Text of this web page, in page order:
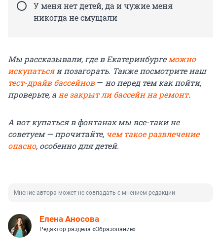
У меня нет детей, да и чужие меня
никогда не смущали
Мы рассказывали, где в Екатеринбургеможно
искупатьсяи позагорать. Также посмотрите наш
тест-драйв бассейнов— но перед тем как пойти,
проверьте, ане закрыт ли бассейн на ремонт.
А вот купаться в фонтанах мы все-таки не
советуем — прочитайте, чем такое развлечение
опасно, особенно для детей.
Мнение автора может не совпадать с мнением редакции
Елена Аносова
Редактор раздела «Образование»